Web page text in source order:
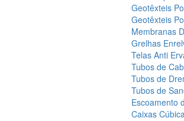
Geotêxteis
Geotêxteis
Membranas
Grelhas
Telas Anti
Tubos de
Tubos de
Tubos de
Escoamento
Caixas